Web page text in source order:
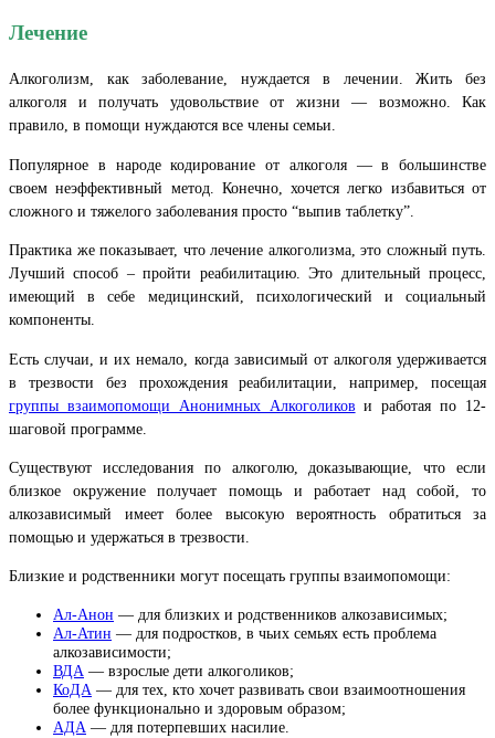
Лечение
Алкоголизм, как заболевание, нуждается в лечении. Жить без
алкоголя и получать удовольствие от жизни — возможно. Как
правило, в помощи нуждаются все члены семьи.
Популярное в народе кодирование от алкоголя — в большинстве
своем неэффективный метод. Конечно, хочется легко избавиться от
сложного и тяжелого заболевания просто “выпив таблетку”.
Практика же показывает, что лечение алкоголизма, это сложный путь.
Лучший способ – пройти реабилитацию. Это длительный процесс,
имеющий в себе медицинский, психологический и социальный
компоненты.
Есть случаи, и их немало, когда зависимый от алкоголя удерживается
в трезвости без прохождения реабилитации, например, посещая
группы взаимопомощи Анонимных Алкоголиков и работая по 12-
шаговой программе.
Существуют
исследования по алкоголю, доказывающие, что если
близкое окружение получает помощь и работает над собой, то
алкозависимый имеет более высокую вероятность обратиться за
помощью и удержаться в трезвости.
Близкие и родственники могут посещать группы взаимопомощи:
Ал-Анон — для близких и родственников алкозависимых;
Ал-Атин — для подростков, в чьих семьях есть проблема
алкозависимости;
ВДА — взрослые дети алкоголиков;
КоДА — для тех, кто хочет развивать свои взаимоотношения
более функционально и здоровым образом;
АДА — для потерпевших насилие.